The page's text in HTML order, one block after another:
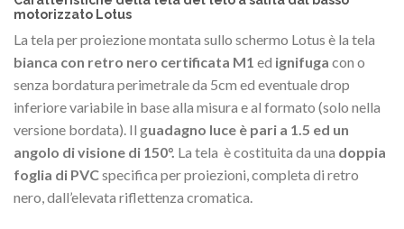
motorizzato Lotus
La tela per proiezione montata sullo schermo Lotus è la tela
bianca con retro nero certificata M1 ed ignifuga con o
senza bordatura perimetrale da 5cm ed eventuale drop
inferiore variabile in base alla misura e al formato (solo nella
versione bordata). Il guadagno luce è pari a 1.5 ed un
angolo di visione di 150°. La tela è costituita da una doppia
foglia di PVCspecifica per proiezioni, completa di retro
nero, dall’elevata riflettenza cromatica.